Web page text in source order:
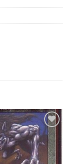
Add to
wishlist